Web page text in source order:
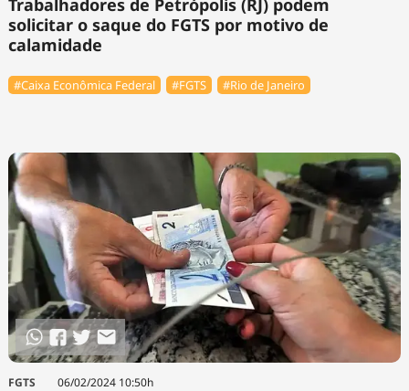
Trabalhadores de Petrópolis (RJ) podem
solicitar o saque do FGTS por motivo de
calamidade
#Caixa Econômica Federal #FGTS #Rio de Janeiro
FGTS 06/02/2024 10:50h